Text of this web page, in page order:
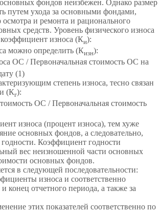
фондов неизбежен. Однако размер
путем ухода за основными фондами,
осмотра и ремонта и рационального
средств. Уровень физического износа
коэффициент износа (Ки):
можно определить (Кизн):
ОС / Первоначальная стоимость ОС на
(1)
степень износа, тесно связан
(Кг):
ОС / Первоначальная стоимость
износа (процент износа), тем хуже
основных фондов, а следовательно,
Коэффициент годности
вес неизношенной части основных
основных фондов.
в следующей последовательности:
износа и соответственно
конец отчетного периода, а также за
этих показателей соответственно по